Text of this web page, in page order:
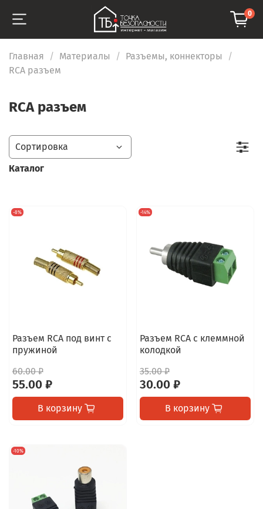
0
Главная Материалы
Разъемы, коннекторы
RCA разъем
RCA разъем
-8%
Разъем RCA под винт с
пружиной
60.00 ₽
55.00 ₽
В корзину
-14%
Разъем RCA c клеммной
колодкой
35.00 ₽
30.00 ₽
В корзину
-10%
Каталог